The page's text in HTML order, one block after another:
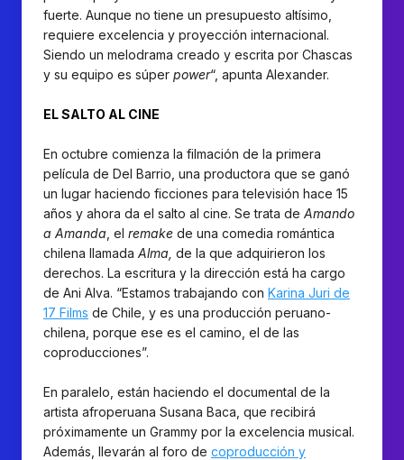
fuerte. Aunque no tiene un presupuesto altísimo,
requiere excelencia y proyección internacional.
Siendo un melodrama creado y escrita por Chascas
y su equipo es súper power“, apunta Alexander.
EL SALTO AL CINE
En octubre comienza la filmación de la primera
película de Del Barrio, una productora que se ganó
un lugar haciendo ficciones para televisión hace 15
años y ahora da el salto al cine. Se trata de Amando
a Amanda , el remake de una comedia romántica
chilena llamada Alma, de la que adquirieron los
derechos. La escritura y la dirección está ha cargo
de Ani Alva. “Estamos trabajando con Karina Juri de
17 Films de Chile, y es una producción peruano-
chilena, porque ese es el camino, el de las
coproducciones”.
En paralelo, están haciendo el documental de la
artista afroperuana Susana Baca, que recibirá
próximamente un Grammy por la excelencia musical.
Además, llevarán al foro de coproducción y